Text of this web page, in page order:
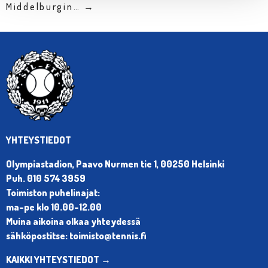
Middelburgin… →
YHTEYSTIEDOT
Olympiastadion, Paavo Nurmen tie 1, 00250 Helsinki
Puh. 010 574 3959
Toimiston puhelinajat:
ma-pe klo 10.00-12.00
Muina aikoina olkaa yhteydessä
sähköpostitse: toimisto@tennis.fi
KAIKKI YHTEYSTIEDOT →